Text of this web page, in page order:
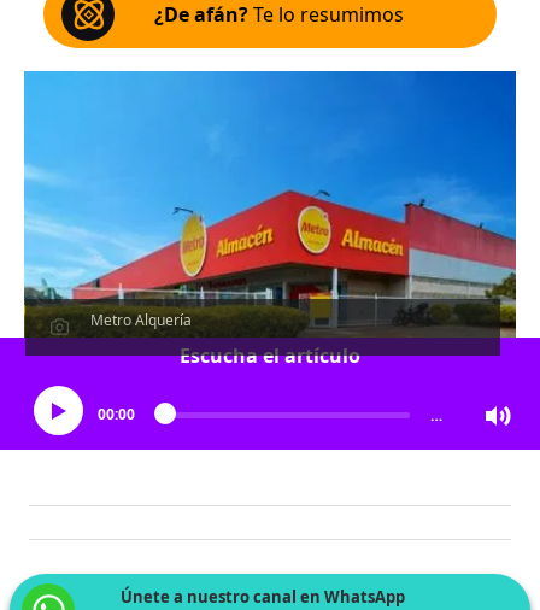
¿De afán?Te lo resumimos
Metro Alquería
Escucha el artículo
00:00 …
Únete a nuestro canal en WhatsApp